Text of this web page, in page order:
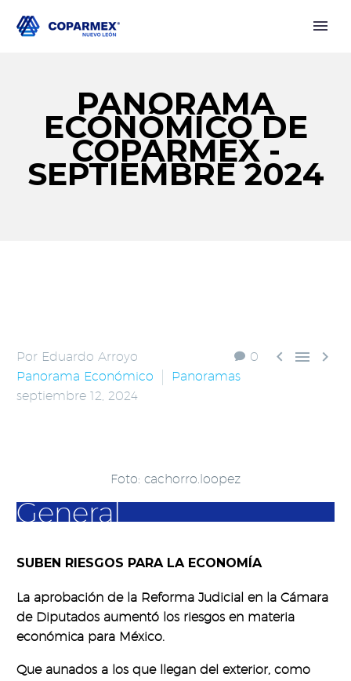
PANORAMA
ECONÓMICO DE
COPARMEX -
SEPTIEMBRE 2024
0   
Por Eduardo Arroyo
Panorama Económico
Panoramas
septiembre 12, 2024
Foto: cachorro.loopez
General
SUBEN RIESGOS PARA LA ECONOMÍA
La aprobación de la Reforma Judicial en la Cámara
de Diputados aumentó los riesgos en materia
económica para México.
Que aunados a los que llegan del exterior, como